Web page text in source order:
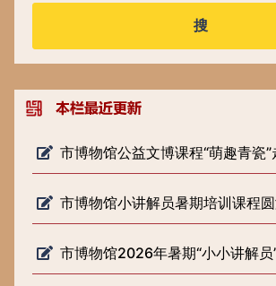
搜
市博物馆公益文博课程“萌趣青瓷”走进
市博物馆小讲解员暑期培训课程
市博物馆2026年暑期“小小讲解员”招募面